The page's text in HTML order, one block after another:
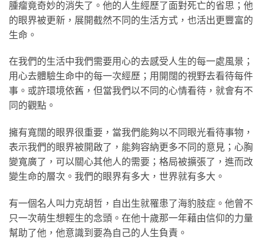
腫瘤竟奇妙的消失了。他的人生經歷了面對死亡的省思；他
的眼界被更新，展開截然不同的生活方式，也活出更豐富的
生命。
在我們的生活中我們需要用心的去感受人生的每一處風景；
用心去體驗生命中的每一次經歷；用開闊的視野去看待每件
事。或許環境依舊，但當我們以不同的心情看待，就會有不
同的觀點。
擁有寬闊的眼界很重要，當我們能夠以不同眼光看待事物，
表示我們的眼界被開啟了，能夠容納更多不同的意見；心胸
變寬廣了，可以關心其他人的需要；格局被擴張了，進而改
變生命的層次。我們的眼界有多大，世界就有多大。
有一個名人叫力克胡哲，自出生就罹患了海豹肢症。他曾不
只一次萌生想輕生的念頭。在他十歲那一年藉由信仰的力量
幫助了他，他意識到要為自己的人生負責。